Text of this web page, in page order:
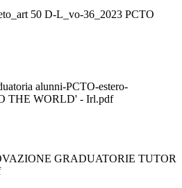
50 D-L_vo-36_2023 PCTO
alunni-PCTO-estero-
THE WORLD' - Irl.pdf
GRADUATORIE TUTOR